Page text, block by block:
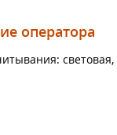
оператора
световая,